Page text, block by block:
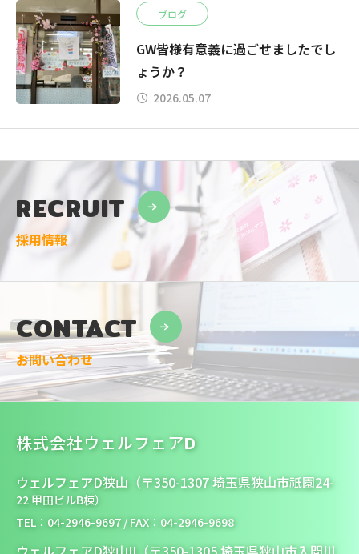
ブログ
GW皆様有意義に過ごせましたでし
ょうか？
2026.05.07
RECRUIT
採用情報
CONTACT
お問い合わせ
株式会社ウェルフェアD
ウェルフェアD狭山（〒350-1307 埼玉県狭山市祇園24-
22 甲田ビルB棟）
TEL：04-2946-9697 / FAX：04-2946-9698